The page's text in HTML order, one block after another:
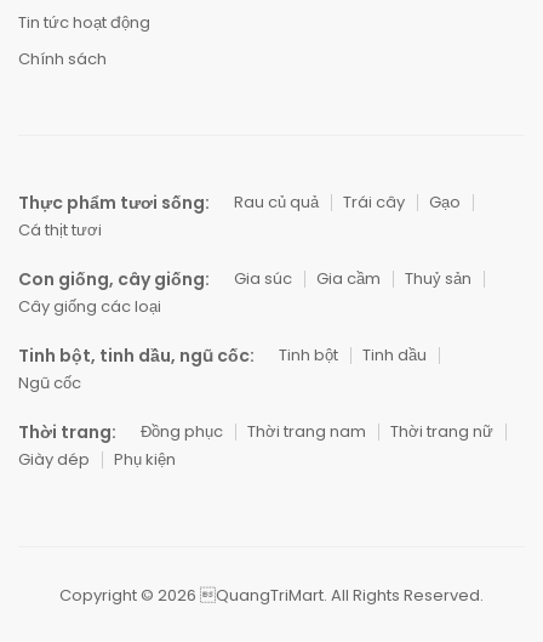
Tin tức hoạt động
Chính sách
Thực phẩm tươi sống: Rau củ quả Trái cây
Gạo
Cá thịt tươi
Con giống, cây giống: Gia súc Gia cầm
Thuỷ sản
Cây giống các loại
Tinh bột, tinh dầu, ngũ cốc: Tinh bột
Tinh dầu
Ngũ cốc
Thời trang: Đồng phục Thời trang nam
Thời trang nữ
Giày dép
Phụ kiện
Copyright © 2026 QuangTriMart. All Rights Reserved.